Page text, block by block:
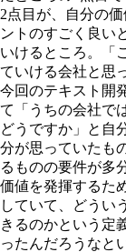
2点目が、自分の
ントのすごく良い
いけるところ。「
ていける会社と思
今回のテキスト開
て「うちの会社で
どうですか」と自
分が思っていたも
るものの要件が多
価値を発揮するた
していて、どうい
きるのかという定
ったんだろうなと